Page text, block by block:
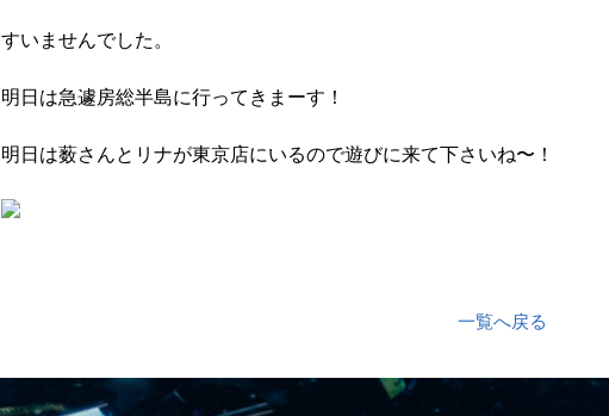
すいませんでした。
明日は急遽房総半島に行ってきまーす！
明日は薮さんとリナが東京店にいるので遊びに来て下さいね〜！
一覧へ戻る